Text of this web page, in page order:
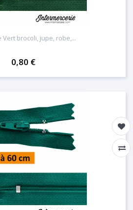
Vert brocoli, jupe, robe,...
0,80 €